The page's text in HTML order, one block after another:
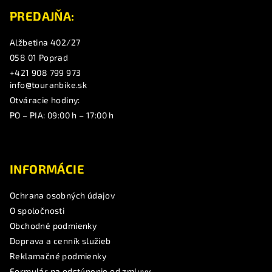
PREDAJŇA:
Alžbetina 402/27
058 01 Poprad
+421 908 799 973
info@touranbike.sk
Otváracie hodiny:
PO – PIA: 09:00 h – 17:00 h
INFORMÁCIE
Ochrana osobných údajov
O spoločnosti
Obchodné podmienky
Doprava a cenník služieb
Reklamačné podmienky